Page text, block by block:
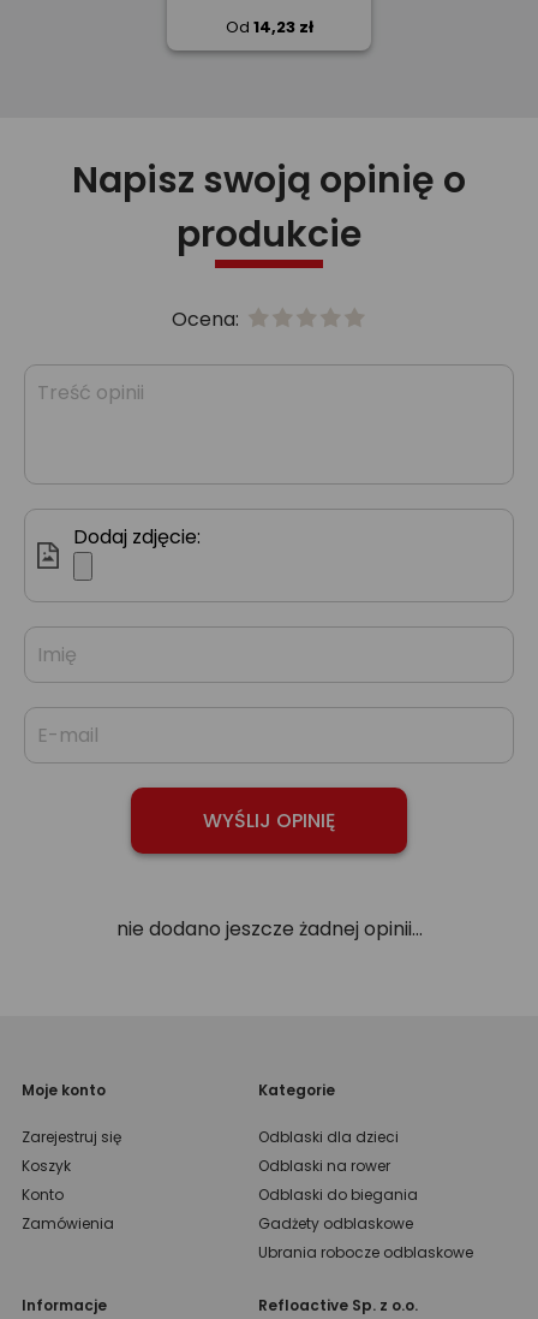
Od 14,23 zł
Napisz swoją opinię o
produkcie
Ocena:
Dodaj zdjęcie:
nie dodano jeszcze żadnej opinii...
Moje konto
Zarejestruj się
Koszyk
Konto
Zamówienia
Kategorie
Odblaski dla dzieci
Odblaski na rower
Odblaski do biegania
Gadżety odblaskowe
Ubrania robocze odblaskowe
Informacje Refloactive Sp. z o.o.